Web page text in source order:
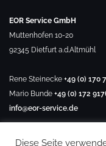
EOR Service GmbH
Muttenhofen 10-20
92345 Dietfurt a.d.Altmühl
Rene Steinecke +49 (0) 170
Mario Bunde +49 (0) 172
info@eor-service.de
Diese Seite